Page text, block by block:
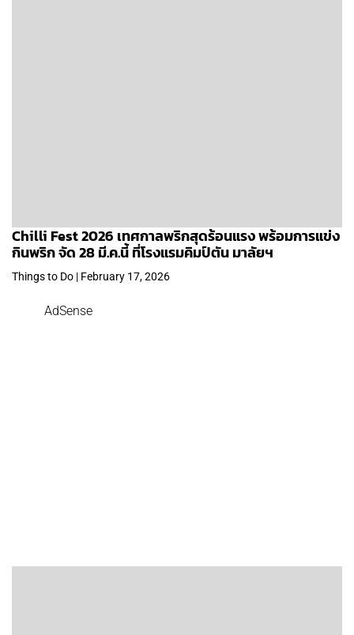
Chilli Fest 2026 เทศกาลพริกสุดร้อนแรง พร้อมการแข่ง
กินพริก จัด 28 มี.ค.นี้ ที่โรงแรมคิมป์ตัน มาลัยฯ
Things to Do | February 17, 2026
AdSense